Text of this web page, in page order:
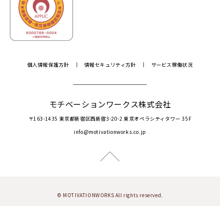
個人情報保護方針 情報セキュリティ方針 サービス稼働状況
モチベーションワークス株式会社
〒163-1435 東京都新宿区西新宿3-20-2 東京オペラシティタワー 35F
info@motivationworks.co.jp
© MOTIVATIONWORKS All rights reserved.